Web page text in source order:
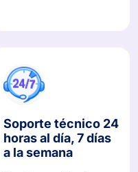
Soporte técnico 24
horas al día, 7 días
a la semana